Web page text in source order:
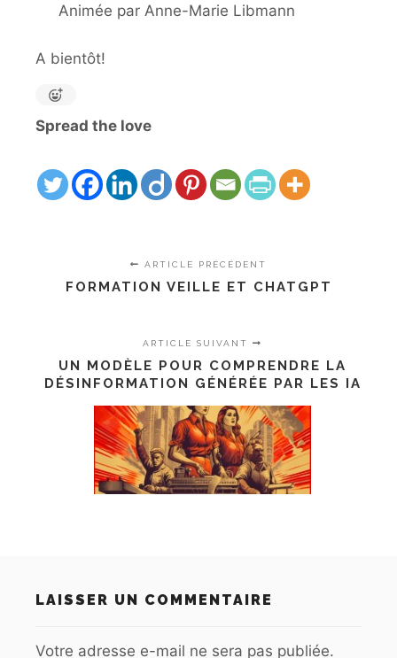
Animée par Anne-Marie Libmann
A bientôt!
Spread the love
ARTICLE PRÉCÉDENT
FORMATION VEILLE ET CHATGPT
ARTICLE SUIVANT
UN MODÈLE POUR COMPRENDRE LA
DÉSINFORMATION GÉNÉRÉE PAR LES IA
LAISSER UN COMMENTAIRE
Votre adresse e-mail ne sera pas publiée.